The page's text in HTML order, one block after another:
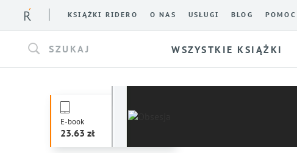
KSIĄŻKI RIDERO O NAS USŁUGI BLOG POMOC
SZUKAJ WSZYSTKIE KSIĄŻKI
E-book
23.63